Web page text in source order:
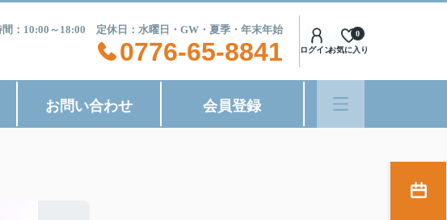
間：10:00～18:00 定休日：水曜日・GW・夏季・年末年始
0776-65-8841 ログインお気に入り
0
お問い合わせ 会員登録